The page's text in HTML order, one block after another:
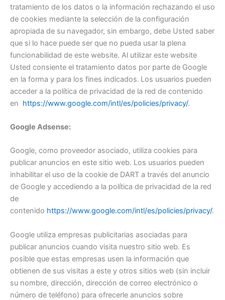
tratamiento de los datos o la información rechazando el uso
de cookies mediante la selección de la configuración
apropiada de su navegador, sin embargo, debe Usted saber
que si lo hace puede ser que no pueda usar la plena
funcionabilidad de este website. Al utilizar este website
Usted consiente el tratamiento datos por parte de Google
en la forma y para los fines indicados. Los usuarios pueden
acceder a la política de privacidad de la red de contenido
en https://www.google.com/intl/es/policies/privacy/.
Google Adsense:
Google, como proveedor asociado, utiliza cookies para
publicar anuncios en este sitio web. Los usuarios pueden
inhabilitar el uso de la cookie de DART a través del anuncio
de Google y accediendo a la política de privacidad de la red
de
contenido https://www.google.com/intl/es/policies/privacy/.
Google utiliza empresas publicitarias asociadas para
publicar anuncios cuando visita nuestro sitio web. Es
posible que estas empresas usen la información que
obtienen de sus visitas a este y otros sitios web (sin incluir
su nombre, dirección, dirección de correo electrónico o
número de teléfono) para ofrecerle anuncios sobre